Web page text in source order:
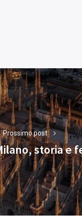
Prossimo post
Next
post:
storia e